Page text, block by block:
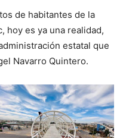
de habitantes de la
hoy es ya una realidad,
estatal que
Navarro Quintero.